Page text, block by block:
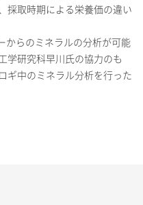
採取時期による栄養価の違い
からのミネラルの分析が可能
学研究科早川氏の協力のも
ギ中のミネラル分析を行った